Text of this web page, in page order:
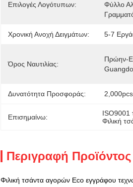
Επιλογές Λογότυπων:
Φύλλο
Χρονική Ανοχή Δειγμάτων: 5-7
Όρος Ναυτιλίας:
Πρώην-
Δυνατότητα Προσφοράς:
Επισημαίνω: ISO9001
Φιλική
Περιγραφή Προϊόντος
Φιλική τσάντα αγορών Eco εγγράφου